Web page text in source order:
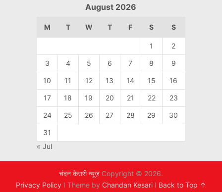
August 2026
M T W T F S S
1 2
3 4 5 6 7 8 9
10 11 12 13 14 15 16
17 18 19 20 21 22 23
24 25 26 27 28 29 30
31
« Jul
चंदन केसरी न्यूज़Copyright © 2026.
Privacy Policy I Theme by Chandan KesariI Back to Top ↑